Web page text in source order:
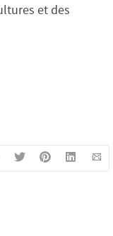
et des